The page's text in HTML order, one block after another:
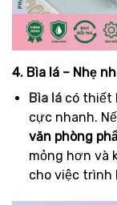
4. Bìa lá – Nhẹ
Bìa lácó thiết
cực nhanh.
văn phòng
mỏng hơn và
cho việc trình